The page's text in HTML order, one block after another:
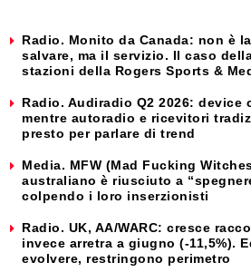
Radio. Monito da Canada: non è
salvare, ma il servizio. Il caso
stazioni della Rogers Sports &
Radio. Audiradio Q2 2026: device
mentre autoradio e ricevitori
presto per parlare di trend
Media. MFW (Mad Fucking
australiano è riusciuto a
colpendo i loro inserzionisti
Radio. UK, AA/WARC: cresce
invece arretra a giugno (-11,5%).
evolvere, restringono perimetro